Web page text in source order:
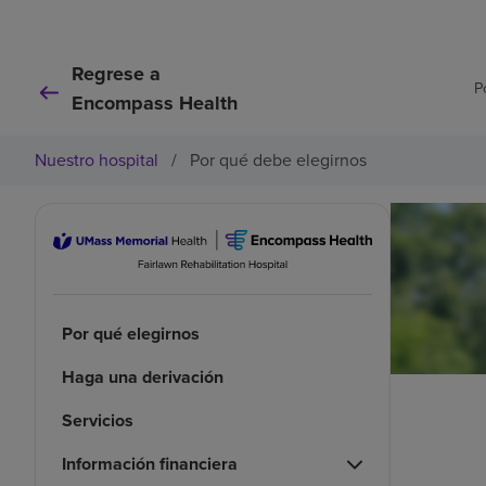
Regrese a
Encompass Health
Nuestro hospital / Por qué debe elegirnos
Por qué elegirnos
Haga una derivación
Servicios
Información financiera